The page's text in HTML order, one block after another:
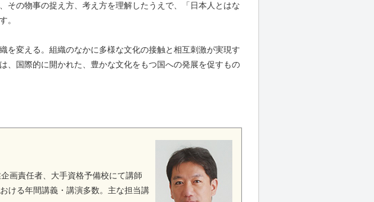
その物事の捉え方、考え方を理解したうえで、「日本人とはな
。
を変える。組織のなかに多様な文化の接触と相互刺激が実現す
、国際的に開かれた、豊かな文化をもつ国への発展を促すもの
画責任者、大手資格予備校にて講師
ける年間講義・講演多数。主な担当講